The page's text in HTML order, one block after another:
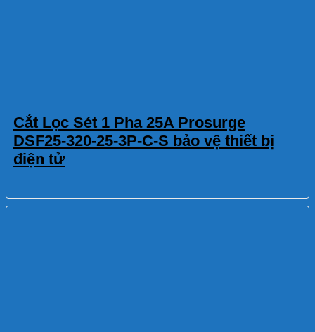
Cắt Lọc Sét 1 Pha 25A Prosurge
DSF25-320-25-3P-C-S bảo vệ thiết bị
điện tử